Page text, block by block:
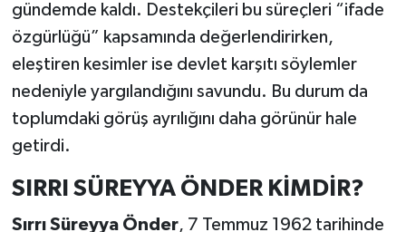
gündemde kaldı. Destekçileri bu süreçleri “ifade
özgürlüğü” kapsamında değerlendirirken,
eleştiren kesimler ise devlet karşıtı söylemler
nedeniyle yargılandığını savundu. Bu durum da
toplumdaki görüş ayrılığını daha görünür hale
getirdi.
SIRRI SÜREYYA ÖNDER KİMDİR?
Sırrı Süreyya Önder, 7 Temmuz 1962 tarihinde